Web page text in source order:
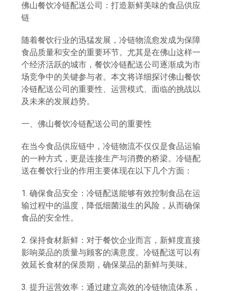
佛山餐饮冷链配送公司：打造新鲜美味的食品供应
链
随着餐饮行业的迅猛发展，冷链物流愈发成为保障
食品质量和安全的重要环节。尤其是在佛山这样一
个经济活跃的城市，餐饮冷链配送公司逐渐成为市
场竞争中的关键参与者。本文将详细探讨佛山餐饮
冷链配送公司的重要性、运营模式、面临的挑战以
及未来的发展趋势。
一、佛山餐饮冷链配送公司的重要性
在当今食品供应链中，冷链物流不仅仅是食品运输
的一种方式，更是连接生产与消费的桥梁。冷链配
送在餐饮行业的作用主要体现在以下几个方面：
1. 确保食品安全：冷链配送能够有效控制食品在运
输过程中的温度，降低细菌滋生的风险，从而确保
食品的安全性。
2. 保持食材新鲜：对于餐饮企业而言，新鲜度直接
影响菜品的质量与顾客的满意度。冷链配送可以有
效延长食材的保质期，确保菜品的新鲜与美味。
3. 提升运营效率：通过建立高效的冷链物流体系，